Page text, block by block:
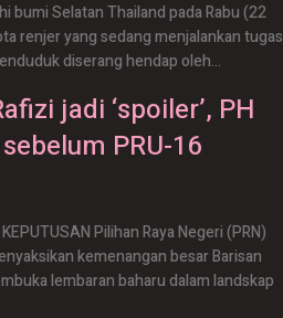
bumi Selatan Thailand pada Rabu (22
renjer yang sedang menjalankan tugas
diserang hendap oleh...
jadi ‘spoiler’, PH
PRU-16
Pilihan Raya Negeri (PRN)
kemenangan besar Barisan
lembaran baharu dalam landskap